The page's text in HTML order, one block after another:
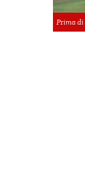
Prima di